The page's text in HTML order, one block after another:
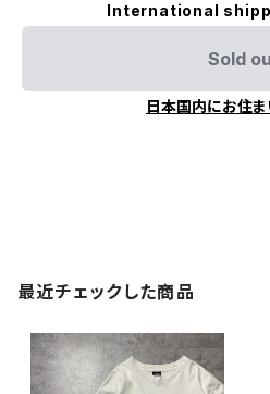
International
Sold
日本国内にお住
最近チェックした商品